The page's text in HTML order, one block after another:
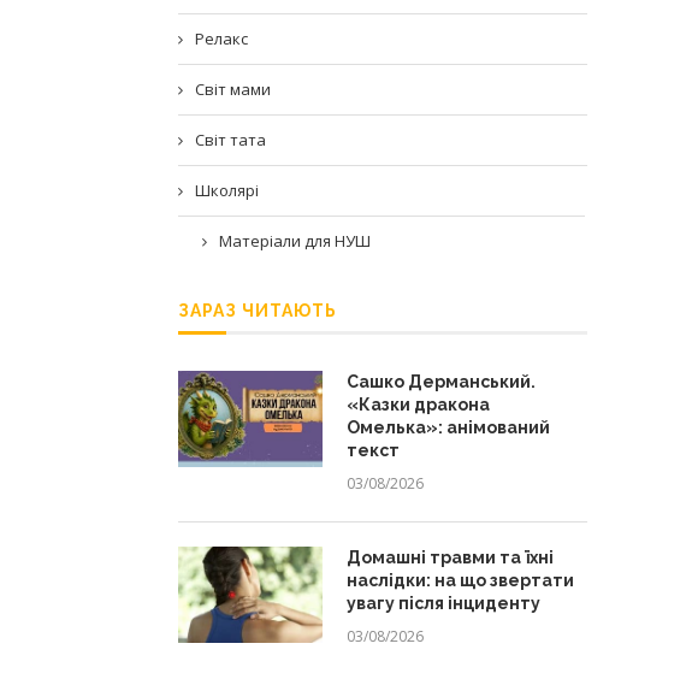
Релакс
Світ мами
Світ тата
Школярі
Матеріали для НУШ
ЗАРАЗ ЧИТАЮТЬ
Сашко Дерманський.
«Казки дракона
Омелька»: анімований
текст
03/08/2026
Домашні травми та їхні
наслідки: на що звертати
увагу після інциденту
03/08/2026